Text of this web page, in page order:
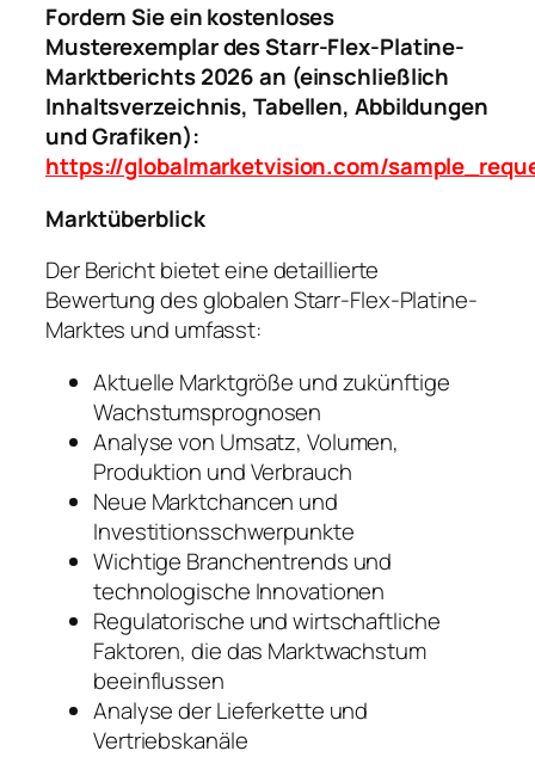
Fordern Sie ein kostenloses
Musterexemplar des Starr-Flex-Platine-
Marktberichts 2026 an (einschließlich
Inhaltsverzeichnis, Tabellen, Abbildungen
und Grafiken):
https://globalmarketvision.com/
Marktüberblick
Der Bericht bietet eine detaillierte
Bewertung des globalen Starr-Flex-Platine-
Marktes und umfasst:
Aktuelle Marktgröße und zukünftige
Wachstumsprognosen
Analyse von Umsatz, Volumen,
Produktion und Verbrauch
Neue Marktchancen und
Investitionsschwerpunkte
Wichtige Branchentrends und
technologische Innovationen
Regulatorische und wirtschaftliche
Faktoren, die das Marktwachstum
beeinflussen
Analyse der Lieferkette und
Vertriebskanäle